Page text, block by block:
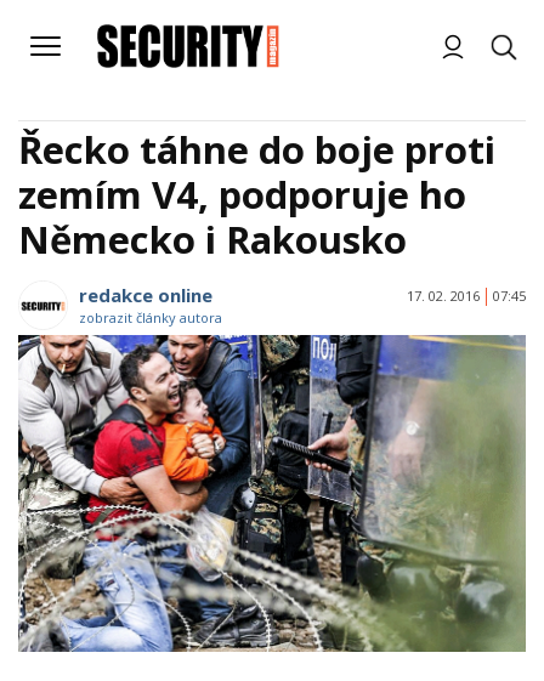
Řecko táhne do boje proti
zemím V4, podporuje ho
Německo i Rakousko
redakce online
zobrazit články autora
17. 02. 2016 07:45